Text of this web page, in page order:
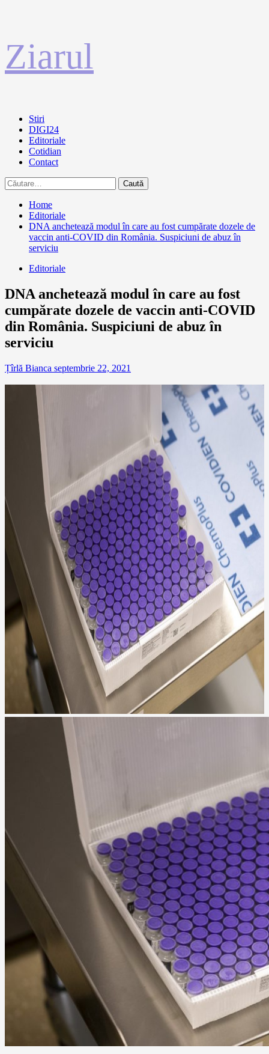
la
conținut
Ziarul
Primary
Menu
Stiri
DIGI24
Editoriale
Cotidian
Contact
Caută
după:
Home
Editoriale
DNA anchetează modul în care au fost cumpărate dozele de
vaccin anti-COVID din România. Suspiciuni de abuz în
serviciu
Editoriale
DNA anchetează modul în care au fost
cumpărate dozele de vaccin anti-COVID
din România. Suspiciuni de abuz în
serviciu
Țîrlă Bianca septembrie 22, 2021